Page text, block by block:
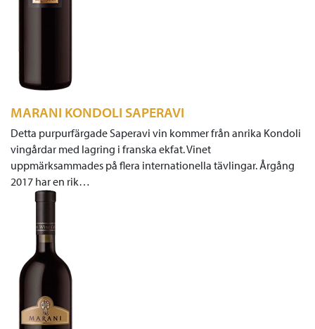
MARANI KONDOLI SAPERAVI
Detta purpurfärgade Saperavi vin kommer från anrika Kondoli
vingårdar med lagring i franska ekfat. Vinet
uppmärksammades på flera internationella tävlingar. Årgång
2017 har en rik…